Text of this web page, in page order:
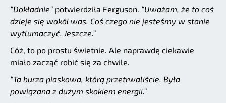
“Dokładnie” potwierdziła Ferguson. “Uważam, że to coś
dzieje się wokół was. Coś czego nie jesteśmy w stanie
wytłumaczyć. Jeszcze.”
Cóż, to po prostu świetnie. Ale naprawdę ciekawie
miało zacząć robić się za chwile.
“Ta burza piaskowa, którą przetrwaliście. Była
powiązana z dużym skokiem energii.”